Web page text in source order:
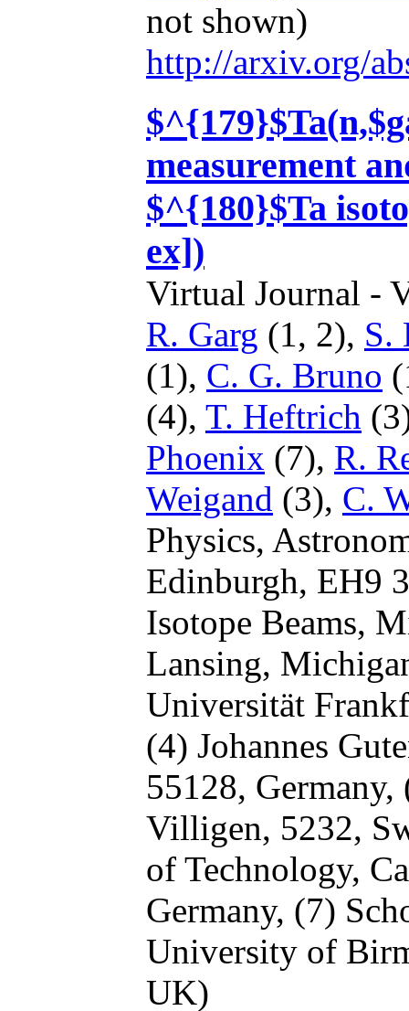
not shown)
http://arxiv.org/
measurement
$^{180}$Ta
ex])
Virtual Journal -
R. Garg (1, 2), S.
(1), C. G. Bruno
(4), T. Heftrich
Phoenix (7), R.
Weigand (3), C.
Physics,
Edinburgh, EH9
Isotope Beams,
Lansing,
Universität
(4) Johannes
55128, Germany,
Villigen, 5232,
of Technology,
Germany, (7)
University of
UK)